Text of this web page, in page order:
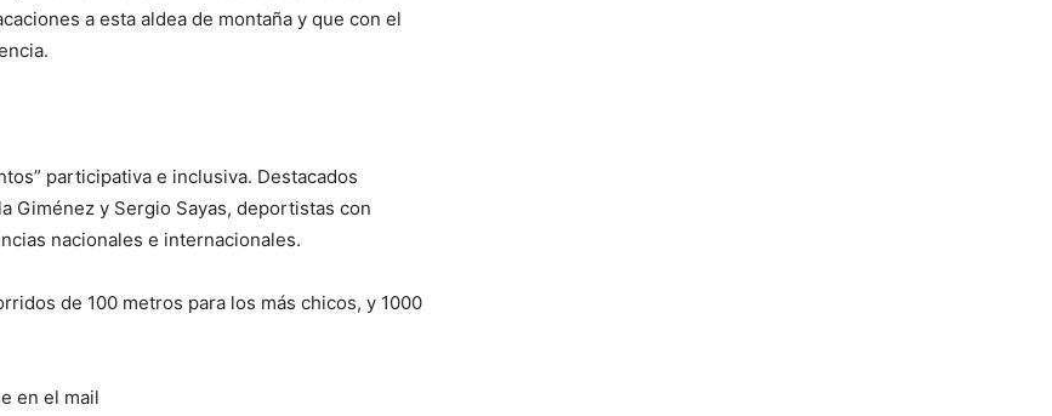
a esta aldea de montaña y que con el
participativa e inclusiva. Destacados
Giménez y Sergio Sayas, deportistas con
nacionales e internacionales.
de 100 metros para los más chicos, y 1000
en el mail